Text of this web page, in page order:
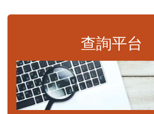
查詢平台